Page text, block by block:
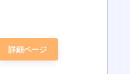
詳細ページ